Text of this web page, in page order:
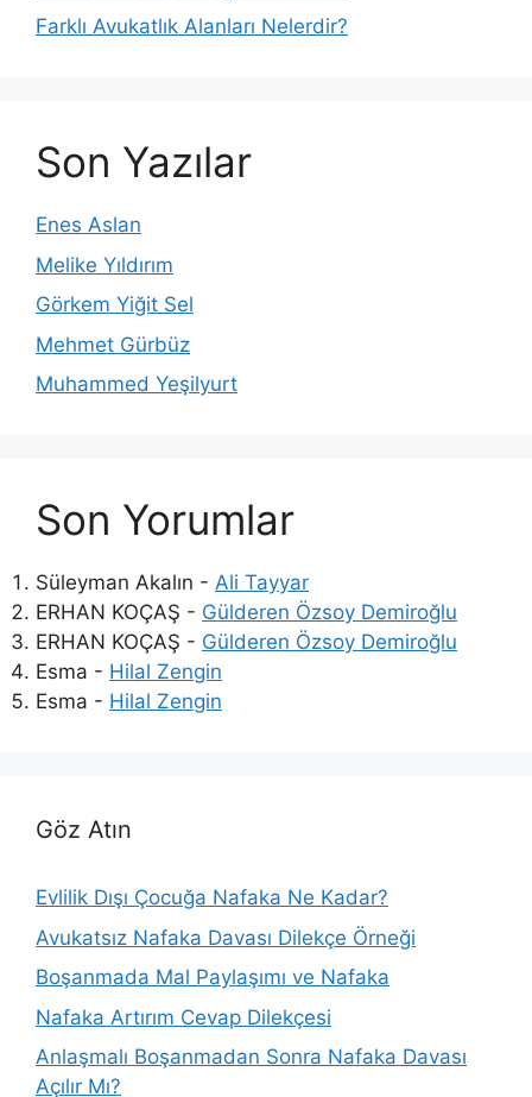
Farklı Avukatlık Alanları Nelerdir?
Son Yazılar
Enes Aslan
Melike Yıldırım
Görkem Yiğit Sel
Mehmet Gürbüz
Muhammed Yeşilyurt
Son Yorumlar
Süleyman Akalın - Ali Tayyar
ERHAN KOÇAŞ - Gülderen Özsoy Demiroğlu
ERHAN KOÇAŞ - Gülderen Özsoy Demiroğlu
Esma - Hilal Zengin
Esma - Hilal Zengin
Göz Atın
Evlilik Dışı Çocuğa Nafaka Ne Kadar?
Avukatsız Nafaka Davası Dilekçe Örneği
Boşanmada Mal Paylaşımı ve Nafaka
Nafaka Artırım Cevap Dilekçesi
Anlaşmalı Boşanmadan Sonra Nafaka Davası
Açılır Mı?